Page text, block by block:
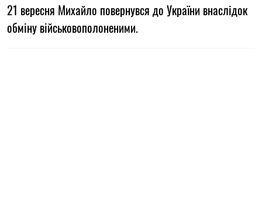
21 вересня Михайло повернувся до України внаслідок
обміну військовополоненими.